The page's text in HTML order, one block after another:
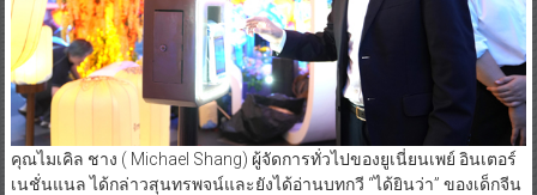
คุณไมเคิล ชาง ( Michael Shang) ผู้จัดการทั่วไปของยูเนี่ยนเพย์ อินเตอร์
เนชั่นแนล ได้กล่าวสุนทรพจน์และยังได้อ่านบทกวี “ได้ยินว่า” ของเด็กจีน